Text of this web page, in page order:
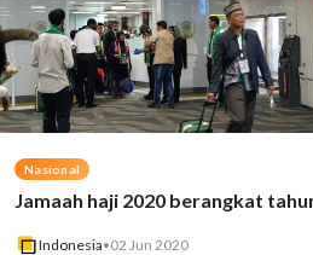
Nasional
Jamaah haji 2020 berangkat
Indonesia•02 Jun 2020